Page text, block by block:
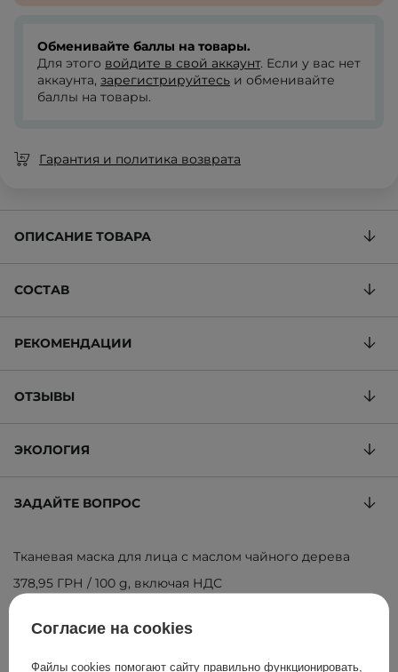
Обменивайте баллы на товары.
Для этого войдите в свой аккаунт. Если у вас нет
аккаунта, зарегистрируйтесь и обменивайте
баллы на товары.
Гарантия и политика возврата
ОПИСАНИЕ ТОВАРА
СОСТАВ
РЕКОМЕНДАЦИИ
ОТЗЫВЫ
ЭКОЛОГИЯ
ЗАДАЙТЕ ВОПРОС
Тканевая маска для лица с маслом чайного дерева
378,95 ГРН / 100 g, включая НДС
Согласие на cookies
Файлы cookies помогают сайту правильно функционировать,